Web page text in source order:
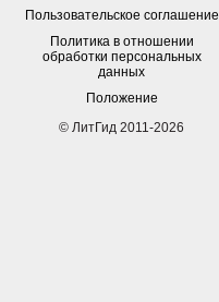
Пользовательское соглашение
Политика в отношении
обработки персональных
данных
Положение
© ЛитГид 2011-2026